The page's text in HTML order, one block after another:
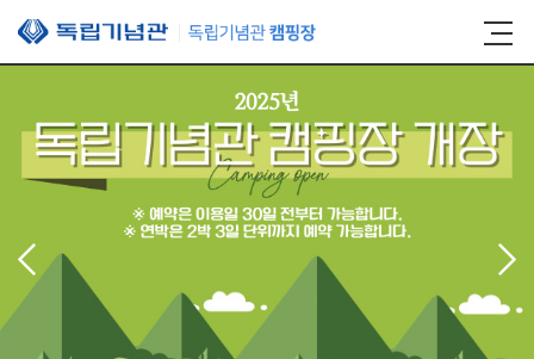
본문 바로가기